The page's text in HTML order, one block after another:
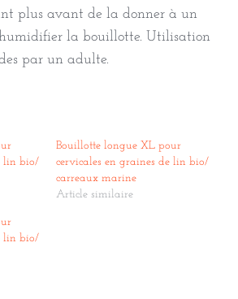
plus avant de la donner à un
la bouillotte. Utilisation
par un adulte.
lin bio/
Bouillotte longue XL pour
cervicales en graines de lin bio/
carreaux marine
Article similaire
lin bio/